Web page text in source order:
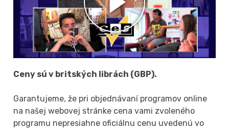
Ceny sú v britských librách (GBP).
Garantujeme, že pri objednávaní programov online
na našej webovej stránke cena vami zvoleného
programu nepresiahne oficiálnu cenu uvedenú vo